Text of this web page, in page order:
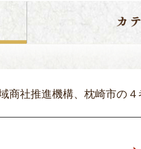
商社推進機構、枕崎市の